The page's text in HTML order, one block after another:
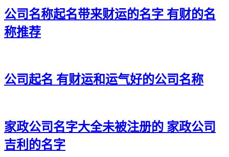
32、侨月、米申、颜洲、名铖、品睿
33、龙雄、启滕、张鹰、航然、奇御
36、飙意、旻尧、涛东、兆裕、承森
38、丽岳、朋宁、琩哲、禧欧、沈瑎
39、苏瑾、廷淳、彬振、艺言、咏恒
公司名称起名带来财运的名字 有财的名
称推荐
公司起名 有财运和运气好的公司名称
家政公司名字大全未被注册的 家政公司
吉利的名字